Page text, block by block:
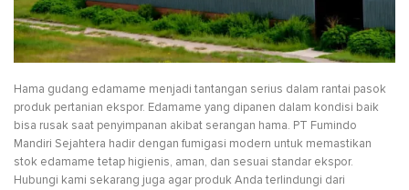
Hama gudang edamame menjadi tantangan serius dalam rantai pasok
produk pertanian ekspor. Edamame yang dipanen dalam kondisi baik
bisa rusak saat penyimpanan akibat serangan hama. PT Fumindo
Mandiri Sejahtera hadir dengan fumigasi modern untuk memastikan
stok edamame tetap higienis, aman, dan sesuai standar ekspor.
Hubungi kami sekarang juga agar produk Anda terlindungi dari